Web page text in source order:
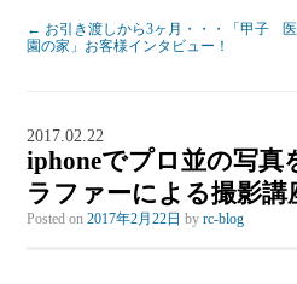
← お引き渡しから3ヶ月・・・「甲子
園の家」お客様インタビュー！
2017.02.22
iphoneでプロ並の写真
ラファーによる撮影講
Posted on2017年2月22日 byrc-blog